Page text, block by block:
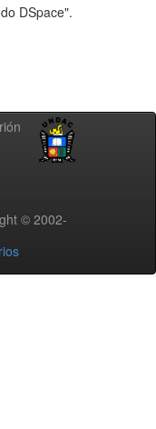
DSpace".
© 2002-